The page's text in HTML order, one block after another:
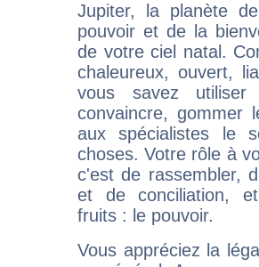
Jupiter, la planète
pouvoir et de la
de votre ciel natal.
chaleureux, ouvert,
vous savez
convaincre, gommer
aux spécialistes le
choses. Votre rôle à
c'est de rassembler,
et de conciliation,
fruits : le pouvoir.
Vous appréciez la